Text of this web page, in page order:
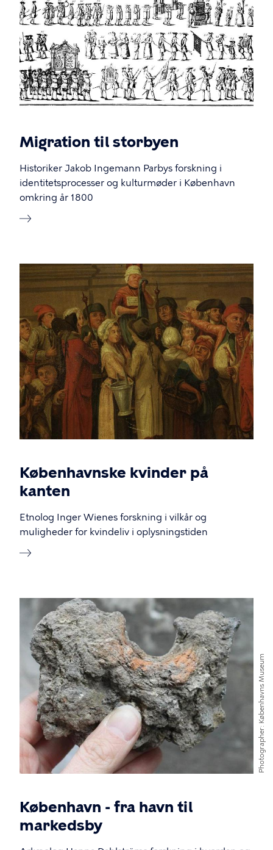
Migration til storbyen
Historiker Jakob Ingemann Parbys forskning i
identitetsprocesser og kulturmøder i København
omkring år 1800
Image
Københavnske kvinder på
kanten
Etnolog Inger Wienes forskning i vilkår og
muligheder for kvindeliv i oplysningstiden
Photographer
Københavns Museum
København - fra havn til
markedsby